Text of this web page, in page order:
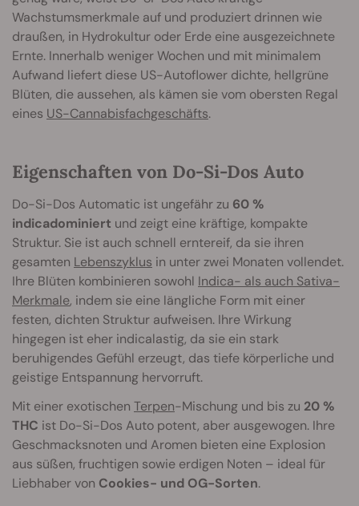
Wachstumsmerkmale auf und produziert drinnen wie
draußen, in Hydrokultur oder Erde eine ausgezeichnete
Ernte. Innerhalb weniger Wochen und mit minimalem
Aufwand liefert diese US-Autoflower dichte, hellgrüne
Blüten, die aussehen, als kämen sie vom obersten Regal
eines US-Cannabisfachgeschäfts.
Eigenschaften von Do-Si-Dos Auto
Do-Si-Dos Automatic ist ungefähr zu 60 %
indicadominiert und zeigt eine kräftige, kompakte
Struktur. Sie ist auch schnell erntereif, da sie ihren
gesamten Lebenszyklus in unter zwei Monaten vollendet.
Ihre Blüten kombinieren sowohl Indica- als auch Sativa-
Merkmale, indem sie eine längliche Form mit einer
festen, dichten Struktur aufweisen. Ihre Wirkung
hingegen ist eher indicalastig, da sie ein stark
beruhigendes Gefühl erzeugt, das tiefe körperliche und
geistige Entspannung hervorruft.
Mit einer exotischen Terpen-Mischung und bis zu 20 %
THC ist Do-Si-Dos Auto potent, aber ausgewogen. Ihre
Geschmacksnoten und Aromen bieten eine Explosion
aus süßen, fruchtigen sowie erdigen Noten – ideal für
Liebhaber von Cookies- und OG-Sorten.